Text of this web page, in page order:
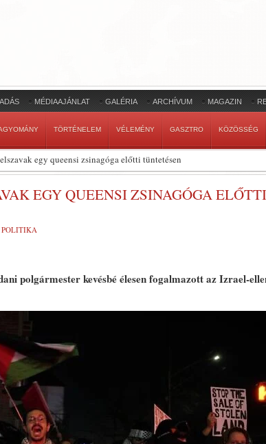
MÉDIAAJÁNLAT GALÉRIA ARCHÍVUM MAGAZIN
TÖRTÉNELEM VÉLEMÉNY GASZTRO KÖZÖSSÉG
egy queensi zsinagóga előtti tüntetésen
EGY QUEENSI ZSINAGÓGA ELŐTTI
POLITIKA
polgármester kevésbé élesen fogalmazott az Izrael-